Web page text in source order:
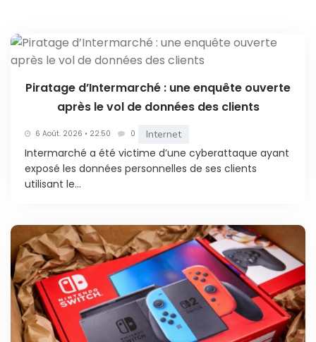
Piratage d’Intermarché : une enquête ouverte
après le vol de données des clients
6 Août. 2026 • 22:50 0 Internet
Intermarché a été victime d’une cyberattaque ayant
exposé les données personnelles de ses clients
utilisant le...